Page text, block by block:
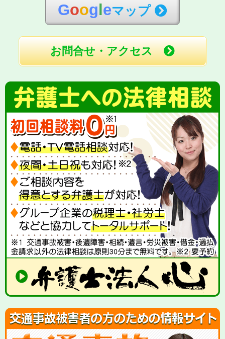
Goog eマップ
お問合せ・アクセス